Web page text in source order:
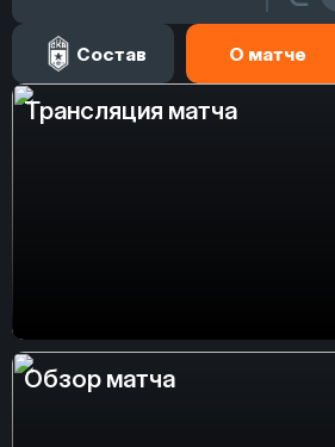
Состав О матче
Трансляция матча
Обзор матча